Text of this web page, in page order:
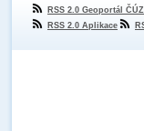
RSS 2.0 Geoportál
RSS 2.0 Aplikace